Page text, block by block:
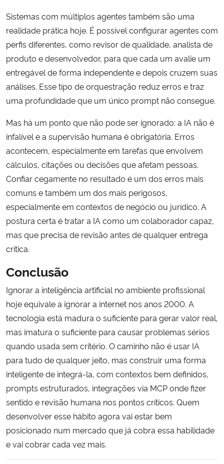
Sistemas com múltiplos agentes também são uma
realidade prática hoje. É possível configurar agentes com
perfis diferentes, como revisor de qualidade, analista de
produto e desenvolvedor, para que cada um avalie um
entregável de forma independente e depois cruzem suas
análises. Esse tipo de orquestração reduz erros e traz
uma profundidade que um único prompt não consegue.
Mas há um ponto que não pode ser ignorado: a IA não é
infalível e a supervisão humana é obrigatória. Erros
acontecem, especialmente em tarefas que envolvem
cálculos, citações ou decisões que afetam pessoas.
Confiar cegamente no resultado é um dos erros mais
comuns e também um dos mais perigosos,
especialmente em contextos de negócio ou jurídico. A
postura certa é tratar a IA como um colaborador capaz,
mas que precisa de revisão antes de qualquer entrega
crítica.
Conclusão
Ignorar a inteligência artificial no ambiente profissional
hoje equivale a ignorar a internet nos anos 2000. A
tecnologia está madura o suficiente para gerar valor real,
mas imatura o suficiente para causar problemas sérios
quando usada sem critério. O caminho não é usar IA
para tudo de qualquer jeito, mas construir uma forma
inteligente de integrá-la, com contextos bem definidos,
prompts estruturados, integrações via MCP onde fizer
sentido e revisão humana nos pontos críticos. Quem
desenvolver esse hábito agora vai estar bem
posicionado num mercado que já cobra essa habilidade
e vai cobrar cada vez mais.